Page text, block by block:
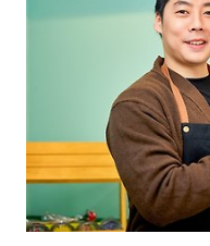
하다가 한복을 입고 여행 다
입고 싶은 옷을 만들고 디자
유명세를 치르게 되었어요.